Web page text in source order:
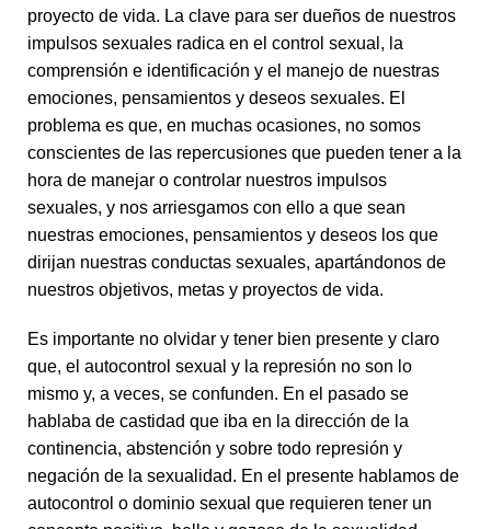
proyecto de vida. La clave para ser dueños de nuestros
impulsos sexuales radica en el control sexual, la
comprensión e identificación y el manejo de nuestras
emociones, pensamientos y deseos sexuales. El
problema es que, en muchas ocasiones, no somos
conscientes de las repercusiones que pueden tener a la
hora de manejar o controlar nuestros impulsos
sexuales, y nos arriesgamos con ello a que sean
nuestras emociones, pensamientos y deseos los que
dirijan nuestras conductas sexuales, apartándonos de
nuestros objetivos, metas y proyectos de vida.
Es importante no olvidar y tener bien presente y claro
que, el autocontrol sexual y la represión no son lo
mismo y, a veces, se confunden. En el pasado se
hablaba de castidad que iba en la dirección de la
continencia, abstención y sobre todo represión y
negación de la sexualidad. En el presente hablamos de
autocontrol o dominio sexual que requieren tener un